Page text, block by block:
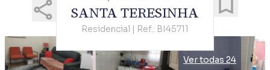
SANTA TERESINHA
Residencial | Ref.: BI45711
Ver todas 24